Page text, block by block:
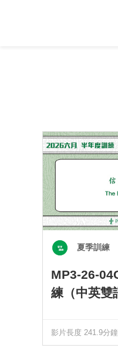
夏季訓練
MP3-26-
練（中英雙
影片長度 241.9分鐘